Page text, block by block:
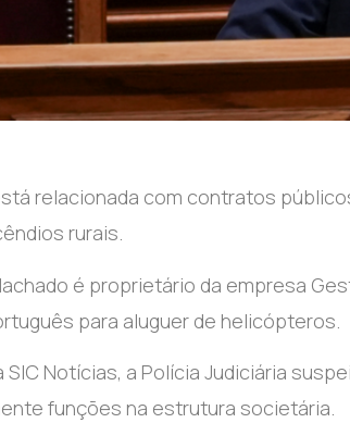
relacionada com contratos
rurais.
é proprietário da empresa
para aluguer de helicópteros.
SIC Notícias, a Polícia Judiciária
funções na estrutura societária.